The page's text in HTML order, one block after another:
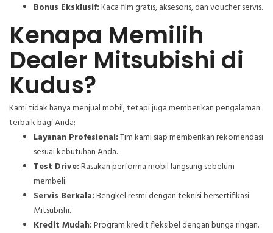
Bonus Eksklusif:Kaca film gratis, aksesoris, dan voucher servis.
Kenapa Memilih
Dealer Mitsubishi di
Kudus?
Kami tidak hanya menjual mobil, tetapi juga memberikan pengalaman
terbaik bagi Anda:
Layanan Profesional:Tim kami siap memberikan rekomendasi
sesuai kebutuhan Anda.
Test Drive:Rasakan performa mobil langsung sebelum
membeli.
Servis Berkala:Bengkel resmi dengan teknisi bersertifikasi
Mitsubishi.
Kredit Mudah:Program kredit fleksibel dengan bunga ringan.